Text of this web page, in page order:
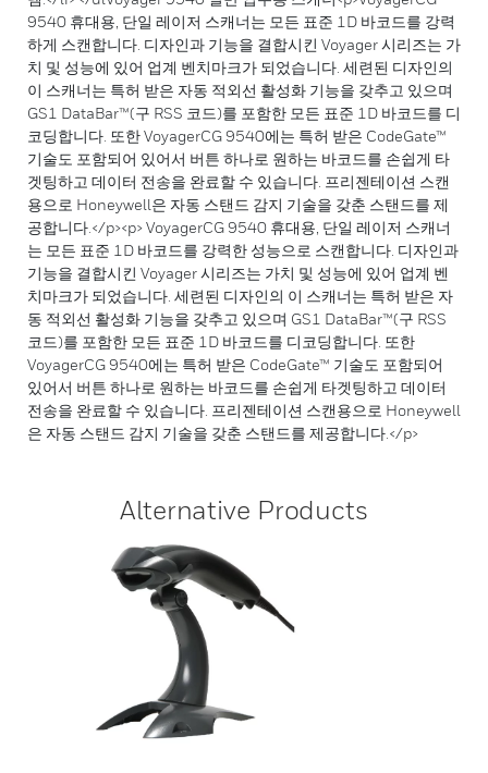
9540 휴대용, 단일 레이저 스캐너는 모든 표준 1D 바코드를 강력
하게 스캔합니다. 디자인과 기능을 결합시킨 Voyager 시리즈는 가
치 및 성능에 있어 업계 벤치마크가 되었습니다. 세련된 디자인의
이 스캐너는 특허 받은 자동 적외선 활성화 기능을 갖추고 있으며
GS1 DataBar™(구 RSS 코드)를 포함한 모든 표준 1D 바코드를 디
코딩합니다. 또한 VoyagerCG 9540에는 특허 받은 CodeGate™
기술도 포함되어 있어서 버튼 하나로 원하는 바코드를 손쉽게 타
겟팅하고 데이터 전송을 완료할 수 있습니다. 프리젠테이션 스캔
용으로 Honeywell은 자동 스탠드 감지 기술을 갖춘 스탠드를 제
공합니다.</p><p> VoyagerCG 9540 휴대용, 단일 레이저 스캐너
는 모든 표준 1D 바코드를 강력한 성능으로 스캔합니다. 디자인과
기능을 결합시킨 Voyager 시리즈는 가치 및 성능에 있어 업계 벤
치마크가 되었습니다. 세련된 디자인의 이 스캐너는 특허 받은 자
동 적외선 활성화 기능을 갖추고 있으며 GS1 DataBar™(구 RSS
코드)를 포함한 모든 표준 1D 바코드를 디코딩합니다. 또한
VoyagerCG 9540에는 특허 받은 CodeGate™ 기술도 포함되어
있어서 버튼 하나로 원하는 바코드를 손쉽게 타겟팅하고 데이터
전송을 완료할 수 있습니다. 프리젠테이션 스캔용으로 Honeywell
은 자동 스탠드 감지 기술을 갖춘 스탠드를 제공합니다.</p>
Alternative Products